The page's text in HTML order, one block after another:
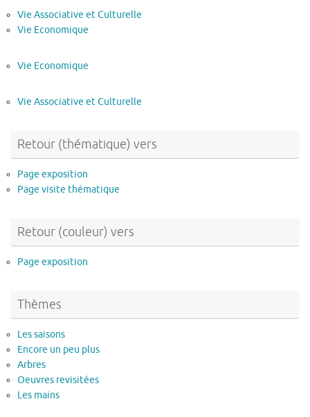
Vie Associative et Culturelle
Vie Economique
Vie Economique
Vie Associative et Culturelle
Retour (thématique) vers
Page exposition
Page visite thématique
Retour (couleur) vers
Page exposition
Thèmes
Les saisons
Encore un peu plus
Arbres
Oeuvres revisitées
Les mains